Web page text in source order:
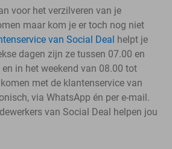
voor het verzilveren van je
maar kom je er toch nog niet
van Social Deal helpt je
dagen zijn ze tussen 07.00 en
in het weekend van 08.00 tot
met de klantenservice van
via WhatsApp én per e-mail.
van Social Deal helpen jou